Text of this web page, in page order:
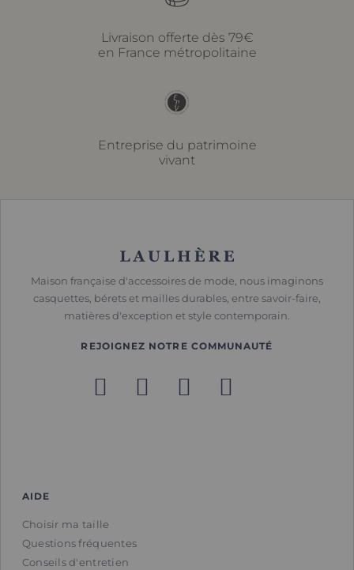
Livraison offerte dès 79€
en France métropolitaine
Entreprise du patrimoine
vivant
Maison française d'accessoires de mode, nous imaginons
casquettes, bérets et mailles durables, entre savoir-faire,
matières d'exception et style contemporain.
REJOIGNEZ NOTRE COMMUNAUTÉ
AIDE
Choisir ma taille
Questions fréquentes
Conseils d'entretien